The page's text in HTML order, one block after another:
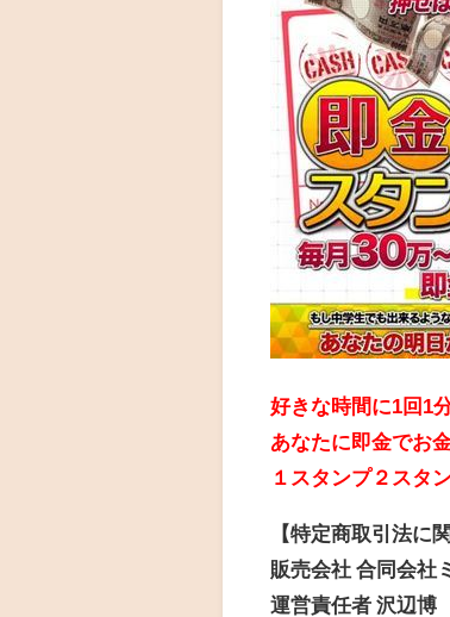
好きな時間に1回1
あなたに即金でお
１スタンプ２スタ
【特定商取引法に
販売会社 合同会社
運営責任者 沢辺博